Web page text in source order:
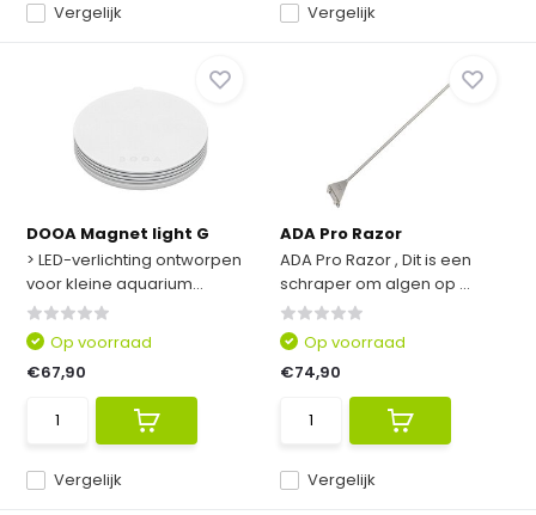
Vergelijk Vergelijk
DOOA Magnet light G
> LED-verlichting ontworpen
voor kleine aquarium...
Vergelijk
Op voorraad
€67,90
ADA Pro Razor
ADA Pro Razor , Dit is een
schraper om algen op ...
Vergelijk
Op voorraad
€74,90